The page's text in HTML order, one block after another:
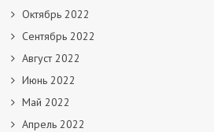
Октябрь 2022
Сентябрь 2022
Август 2022
Июнь 2022
Май 2022
Апрель 2022